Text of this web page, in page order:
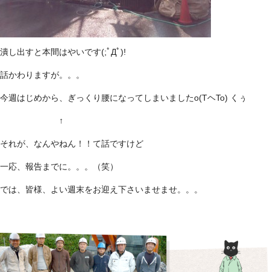
潰し出すと本間はやいです(;ﾟДﾟ)!
話かわりますが。。。
今週はじめから、ぎっくり腰になってしまいましたo(TヘTo) くぅ
↑
それが、なんやねん！！て話ですけど
一応、報告までに。。。（笑）
では、皆様、よい週末をお迎え下さいませませ。。。